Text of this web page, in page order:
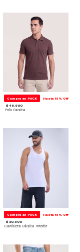
Compra en PACK Hasta 15% Off
$ 49.900
Polo Basica
Compra en PACK Hasta 15% Off
$ 20.900
Camiseta Básica Interior